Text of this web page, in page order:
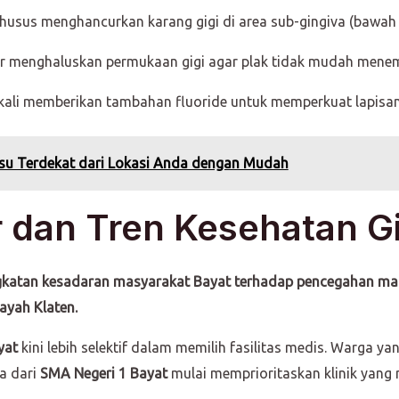
menghancurkan karang gigi di area sub-gingiva
menghaluskan permukaan gigi agar plak tidak mudah
memberikan tambahan fluoride untuk memperkuat
Terdekat dari Lokasi Anda dengan Mudah
Tren Kesehatan
kesadaran masyarakat Bayat terhadap pencegahan
Klaten.
kini lebih selektif dalam memilih fasilitas medis. Warga
dari SMA Negeri 1 Bayatmulai memprioritaskan klinik yang